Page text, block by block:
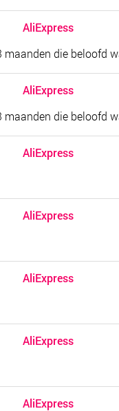
AliExpress
maanden die beloofd
AliExpress
maanden die beloofd
AliExpress
AliExpress
AliExpress
AliExpress
AliExpress